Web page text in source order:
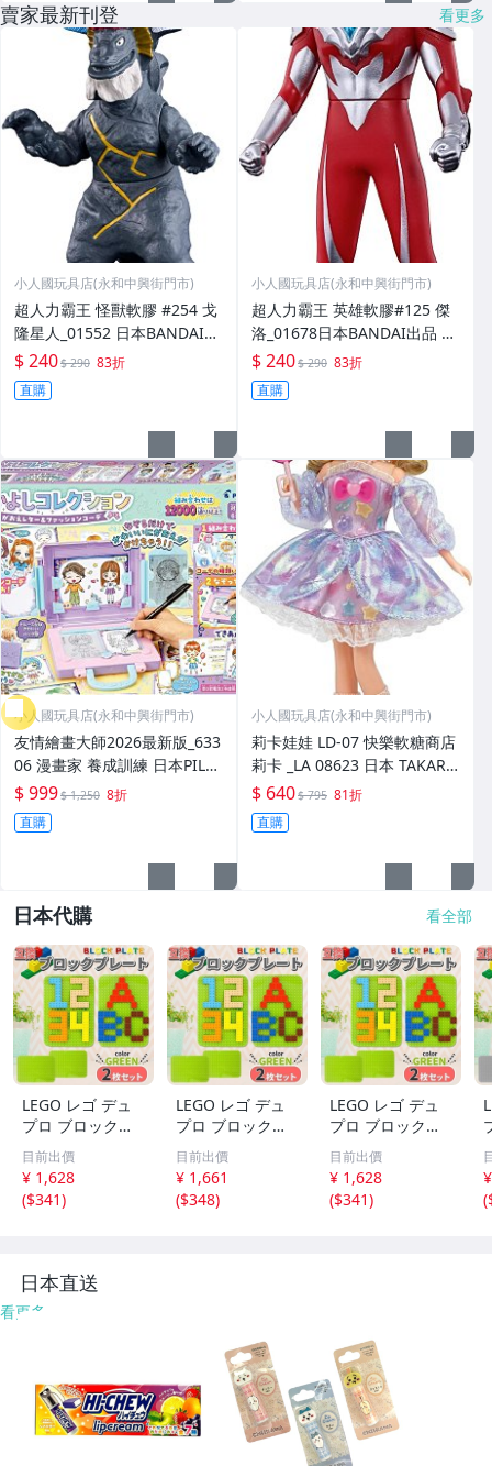
賣家最新刊登 看更多
小人國玩具店(永和中興街門市)
超人力霸王 怪獸軟膠 #254 戈
隆星人_01552 日本BANDAI出
品 永和小人國玩具店
$ 240$ 290 83折
直購
小人國玩具店(永和中興街門市)
超人力霸王 英雄軟膠#125 傑
洛_01678日本BANDAI出品 永
和小人國玩具店
$ 240$ 290 83折
直購
小人國玩具店(永和中興街門市)
友情繪畫大師2026最新版_633
06 漫畫家 養成訓練 日本PILO
T出品 永和小人國玩具店
$ 999$ 1,250 8折
直購
小人國玩具店(永和中興街門市)
莉卡娃娃 LD-07 快樂軟糖商店
莉卡 _LA 08623 日本 TAKARA
TOMY 出品 永和小人國玩具店
$ 640$ 795 81折
直購
日本代購 看全部
LEGO レゴ デュ
プロ ブロックラ
ボ 互換 基礎板 L
サイズ 2枚セット
ベース プレート
基本 板 基礎 土台
目前出價
¥ 1,628
($341)
LEGO レゴ デュ
プロ ブロックラ
ボ 互換 基礎板 L
サイズ 2枚セット
ベース プレート
基本 板 基礎 土台
目前出價
¥ 1,661
($348)
LEGO レゴ デュ
プロ ブロックラ
ボ 互換 基礎板 L
サイズ 2枚セット
ベース プレート
基本 板 基礎 土台
目前出價
¥ 1,628
($341)
(
日本直送
看更多